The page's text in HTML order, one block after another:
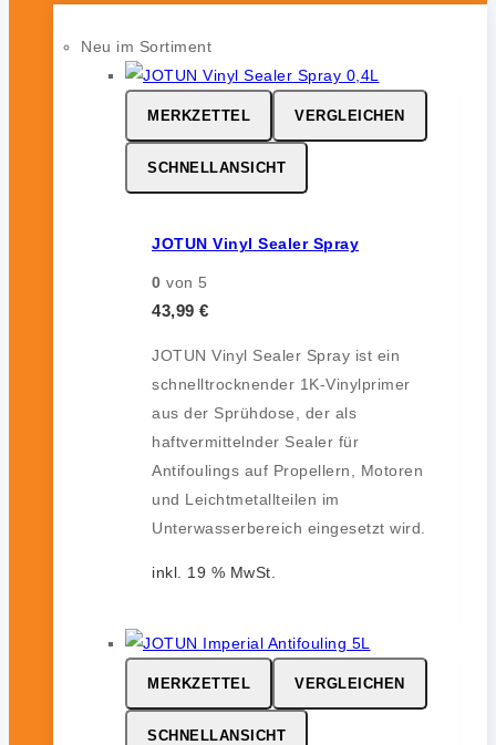
Neu im Sortiment
MERKZETTEL VERGLEICHEN
SCHNELLANSICHT
JOTUN Vinyl Sealer Spray
0 von 5
43,99 €
JOTUN Vinyl Sealer Spray ist ein
schnelltrocknender 1K-Vinylprimer
aus der Sprühdose, der als
haftvermittelnder Sealer für
Antifoulings auf Propellern, Motoren
und Leichtmetallteilen im
Unterwasserbereich eingesetzt wird.
inkl. 19 % MwSt.
MERKZETTEL VERGLEICHEN
SCHNELLANSICHT